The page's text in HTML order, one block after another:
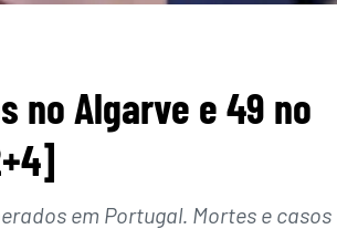
no Algarve e 49 no
em Portugal. Mortes e casos